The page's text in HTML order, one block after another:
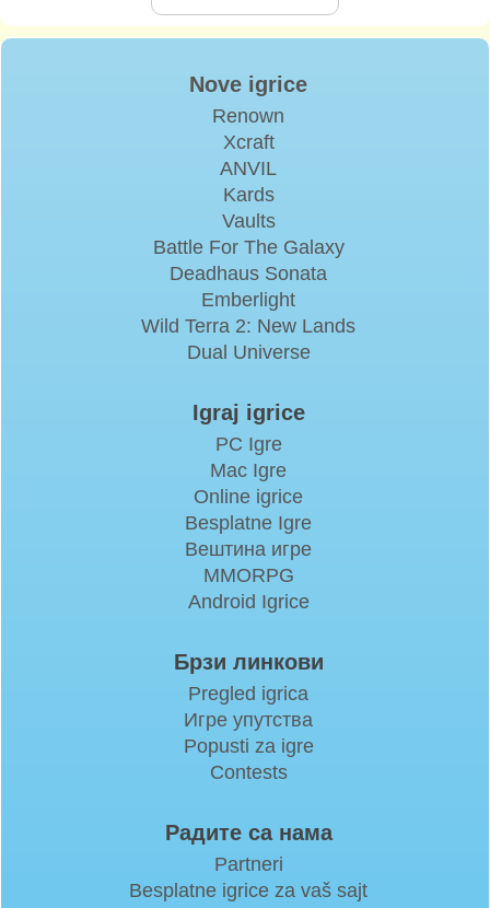
Nove igrice
Renown
Xcraft
ANVIL
Kards
Vaults
Battle For The Galaxy
Deadhaus Sonata
Emberlight
Wild Terra 2: New Lands
Dual Universe
Igraj igrice
PC Igre
Mac Igre
Online igrice
Besplatne Igre
Вештина игре
MMORPG
Android Igrice
Брзи линкови
Pregled igrica
Игре упутства
Popusti za igre
Contests
Радите са нама
Partneri
Besplatne igrice za vaš sajt